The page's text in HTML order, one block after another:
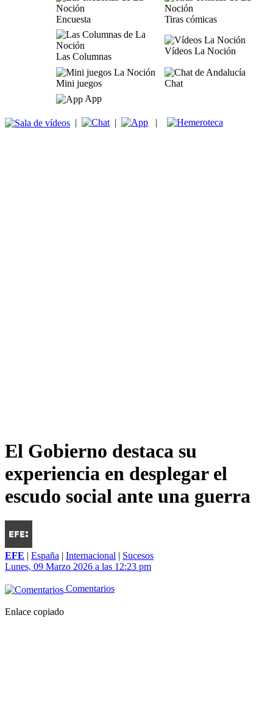
Encuesta Tiras cómicas
Las Columnas
Vídeos La Noción
Mini juegos
Chat
App
| | |
El Gobierno destaca su
experiencia en desplegar el
escudo social ante una guerra
EFE | España | Internacional | Sucesos
Lunes, 09 Marzo 2026 a las 12:23 pm
Comentarios
Enlace copiado